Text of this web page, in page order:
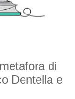
di
Dentella e